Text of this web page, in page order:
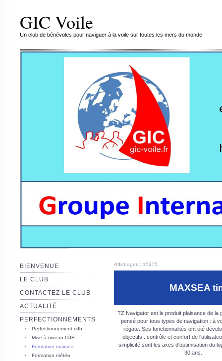
GIC Voile
Un club de bénévoles pour naviguer à la voile sur toutes les mers du monde
BIENVENUE
LE CLUB
CONTACTEZ LE CLUB
ACTUALITÉ
PERFECTIONNEMENTS
Perfectionnement cdb
Mise à niveau CdB
Formation maxsea
Formation météo
Affichages : 15275
MAXSEA
TZ Navigator est le produit plaisance de la
pensé pour tous types de navigation : à
régate. Ses fonctionnalités ont été
objectifs : contrôle et confort de
simplicité sont les axes d'optimisation du
30 ans.